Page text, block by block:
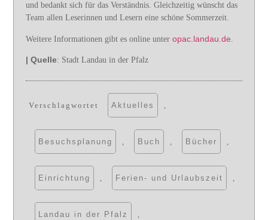
und bedankt sich für das Verständnis. Gleichzeitig wünscht das
Team allen Leserinnen und Lesern eine schöne Sommerzeit.
Weitere Informationen gibt es online unteropac.landau.de
| Quelle: Stadt Landau in der Pfalz
Verschlagwortet Aktuelles ,
Besuchsplanung , Buch , Bücher ,
Einrichtung , Ferien- und Urlaubszeit ,
Landau in der Pfalz ,